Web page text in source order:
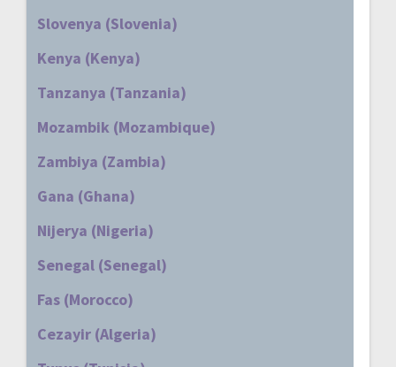
Slovenya (Slovenia)
Kenya (Kenya)
Tanzanya (Tanzania)
Mozambik (Mozambique)
Zambiya (Zambia)
Gana (Ghana)
Nijerya (Nigeria)
Senegal (Senegal)
Fas (Morocco)
Cezayir (Algeria)